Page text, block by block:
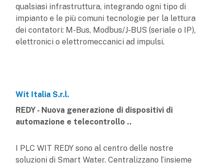
qualsiasi infrastruttura, integrando ogni tipo di
impianto e le più comuni tecnologie per la lettura
dei contatori: M-Bus, Modbus/J-BUS (seriale o IP),
elettronici o elettromeccanici ad impulsi.
Wit Italia S.r.l.
REDY - Nuova generazione di dispositivi di
automazione e telecontrollo ..
I PLC WIT REDY sono al centro delle nostre
soluzioni di Smart Water. Centralizzano l’insieme